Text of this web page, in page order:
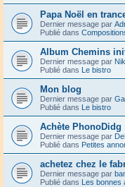
Papa Noël en
Dernier message par
Publié dans
Album Chemins
Dernier message par
Publié dans Le bistro
Mon blog
Dernier message par
Publié dans Le bistro
Achète PhonoDidg
Dernier message par
Publié dans Petites
achetez chez le
Dernier message par
Publié dans Les bonnes